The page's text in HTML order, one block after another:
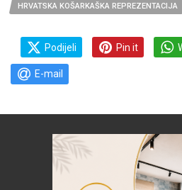
HRVATSKA KOŠARKAŠKA REPREZENTACIJA
Podijeli Pin it
E-mail